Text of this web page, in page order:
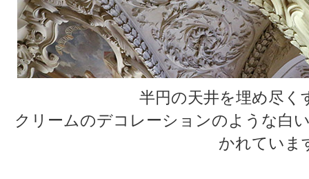
半円の天井を埋め尽く
クリームのデコレーションのような白
かれていま